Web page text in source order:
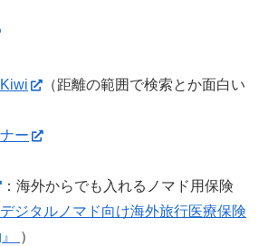
（距離の範囲で検索とか面白い
ー
：海外からでも入れるノマド用保険
デジタルノマド向け海外旅行医療保険
）